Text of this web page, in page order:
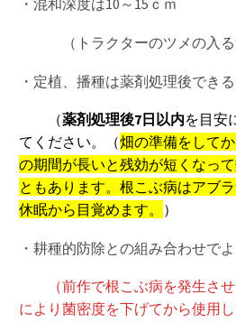
・混和深度は10～15ｃｍ
（トラクターのツメの入る
・定植、播種は薬剤処理後でき
（薬剤処理後7日以内を目安
てください。（畑の準備をして
の期間が長いと残効が短くなっ
ともあります。根こぶ病はアブ
休眠から目覚めます。 ）
・耕種的防除との組み合わせで
（前作で根こぶ病を発生させ
により菌密度を下げてから使用